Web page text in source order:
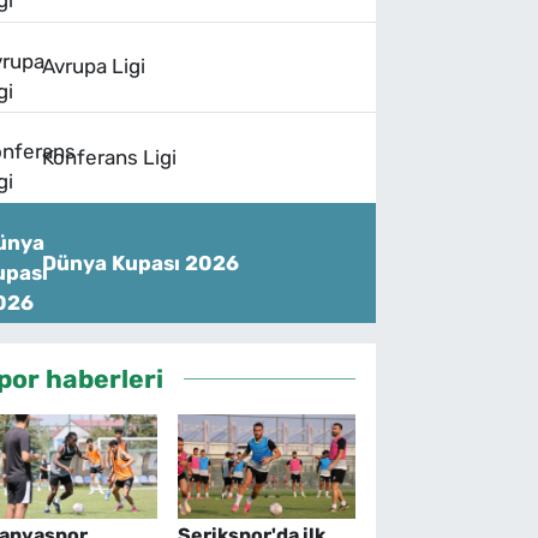
Avrupa Ligi
Konferans Ligi
Dünya Kupası 2026
haberleri